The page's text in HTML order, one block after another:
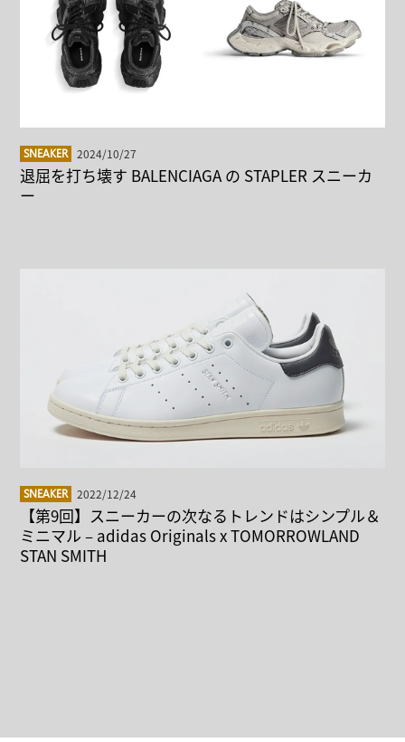
SNEAKER 2024/10/27
退屈を打ち壊す BALENCIAGA の STAPLER スニーカ
ー
SNEAKER 2022/12/24
【第9回】スニーカーの次なるトレンドはシンプル＆
ミニマル – adidas Originals x TOMORROWLAND
STAN SMITH